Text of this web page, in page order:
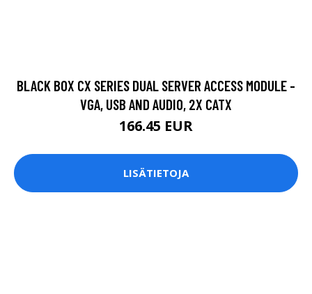
BLACK BOX CX SERIES DUAL SERVER ACCESS MODULE -
VGA, USB AND AUDIO, 2X CATX
166.45 EUR
LISÄTIETOJA